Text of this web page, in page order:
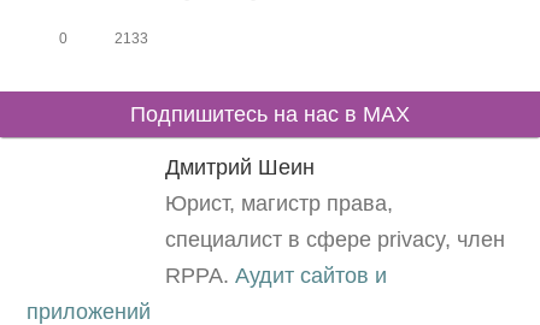
0 2133
Подпишитесь на нас в MAX
Дмитрий Шеин
Юрист, магистр права,
специалист в сфере privacy, член
RPPA. Аудит сайтов и
приложений